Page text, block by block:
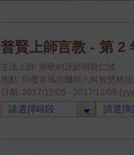
普賢上師言教 - 第 2
主法上師: 崇敬的詠給明就仁波
地點: 印度喜瑪洽爾邦八蚌智慧林
日期: 2017/12/05 - 2017/12/09